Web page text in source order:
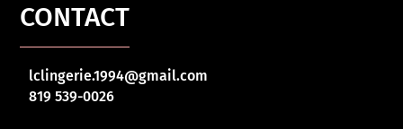
CONTACT
lclingerie.1994@gmail.com
819 539-0026